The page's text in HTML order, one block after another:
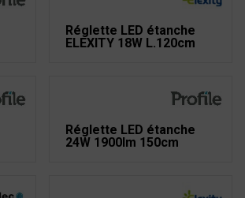
Réglette LED étanche
ELEXITY 18W L.120cm
Réglette LED étanche
24W 1900lm 150cm